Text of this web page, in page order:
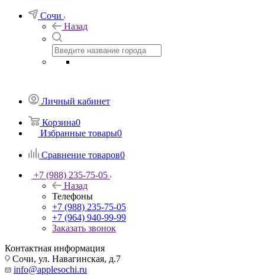
Сочи
Назад
Личный кабинет
Корзина0
Избранные товары0
Сравнение товаров0
+7 (988) 235-75-05
Назад
Телефоны
+7 (988) 235-75-05
+7 (964) 940-99-99
Заказать звонок
Контактная информация
Сочи, ул. Навагинская, д.7
info@applesochi.ru